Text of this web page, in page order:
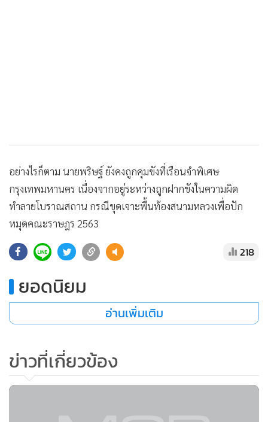
• Celeb Online
• Factcheck
• ญี่ปุ่น
• News1
• Gotomanager
อย่างไรก็ตาม นายพริษฐ์ ยังคงถูกคุมขังที่เรือนจำพิเศษ
กรุงเทพมหานคร เนื่องจากอยู่ระหว่างถูกฝากขังในความผิด
ทำลายโบราณสถาน กรณีขุดเจาะพื้นท้องสนามหลวงเพื่อปัก
หมุดคณะราษฎร 2563
218
ยอดนิยม
อ่านเพิ่มเติม
ข่าวที่เกี่ยวข้อง